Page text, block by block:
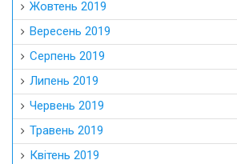
Жовтень 2019
Вересень 2019
Серпень 2019
Липень 2019
Червень 2019
Травень 2019
Квітень 2019